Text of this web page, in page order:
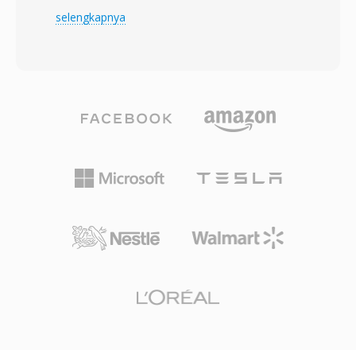
video, menghasilkan waktu muat yang lebih
royalti, OGA menghindari kompleksitas lisensi
paten yang mempengaruhi format proprietary.
Vorbis untuk menandai artis, album, dan
secara native di Firefox, browser berbasis
Chromium, VLC, dan sebagian besar lingkungan
untuk distribusi audio web dan alur kerja
tahun 2003. Format ini langsung mengatasi
channel, atau produksi sample rate tinggi. W64
chunk dan field ukuran menjadi 64 bit,
menggunakan GUID sebagai pengganti kode
memungkinkan file mencapai ukuran dalam
mendukung sample rate, kedalaman bit, dan
selengkapnya